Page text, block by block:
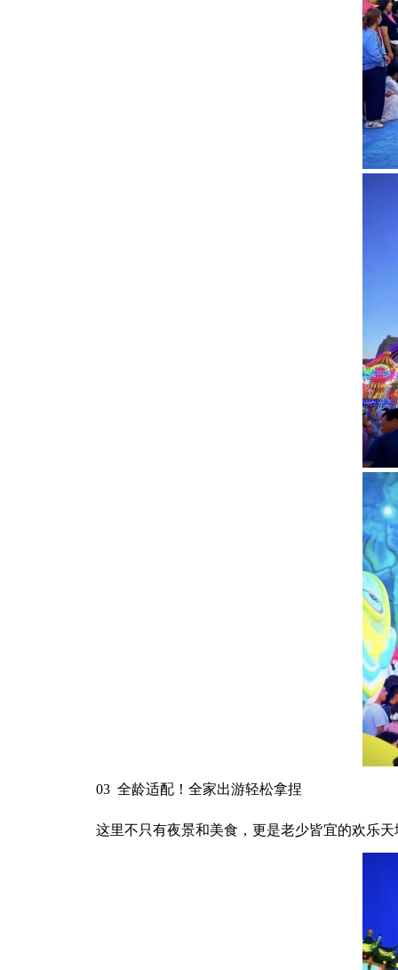
03 全龄适配！全家出游轻松拿捏
这里不只有夜景和美食，更是老少皆宜的欢乐